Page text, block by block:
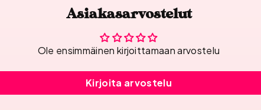
Asiakasarvostelut
Ole ensimmäinen kirjoittamaan arvostelu
Kirjoita arvostelu